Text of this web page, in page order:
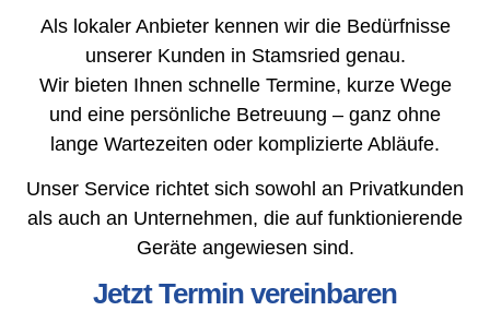
Als lokaler Anbieter kennen wir die Bedürfnisse
unserer Kunden in Stamsried genau.
Wir bieten Ihnen schnelle Termine, kurze Wege
und eine persönliche Betreuung – ganz ohne
lange Wartezeiten oder komplizierte Abläufe.
Unser Service richtet sich sowohl an Privatkunden
als auch an Unternehmen, die auf funktionierende
Geräte angewiesen sind.
Jetzt Termin vereinbaren